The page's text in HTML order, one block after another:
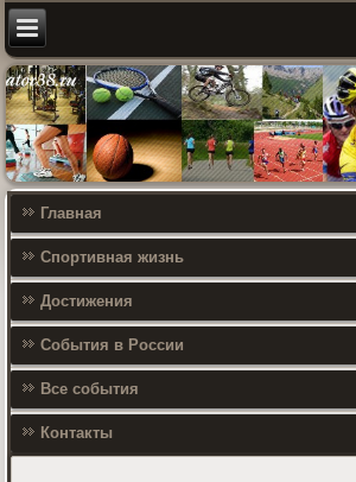
Главная
Спортивная жизнь
Достижения
События в России
Все события
Контакты